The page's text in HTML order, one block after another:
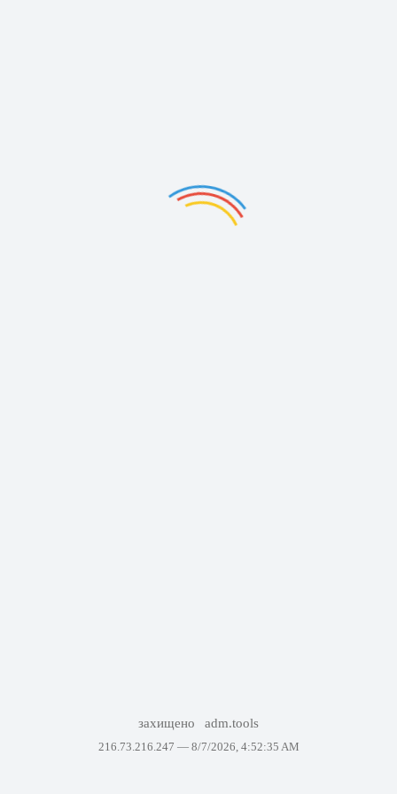
захищено adm.tools
216.73.216.247 — 8/7/2026, 4:52:35 AM